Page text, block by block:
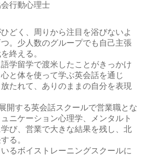
行動心理士
どく、周りから注目を浴びないよ
。少人数のグループでも自己主張
終える。
学留学で渡米したことがきっかけ
と体を使って学ぶ英会話を通じ
たれて、ありのままの自分を表現
開する英会話スクールで営業職とな
ニケーション心理学、メンタルト
び、営業で大きな結果を残し、北
る。
るボイストレーニングスクールに